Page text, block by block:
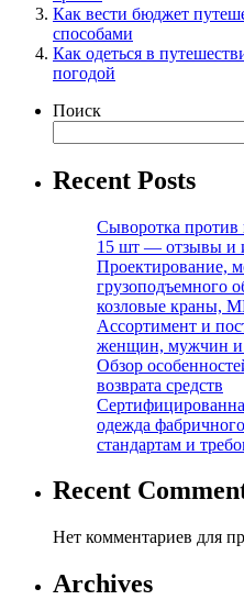
Как вести бюджет
способами
Как одеться в
погодой
Поиск
Recent Posts
Сыворотка против
15 шт — отзывы и
Проектирование,
грузоподъемного
козловые краны,
Ассортимент и
женщин, мужчин и
Обзор
возврата средств
одежда
стандартам и
Recent
Нет комментариев для
Archives